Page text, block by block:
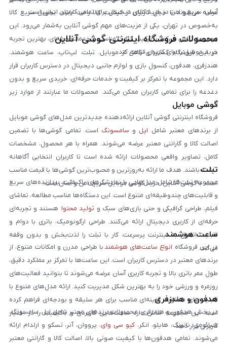
آسان، سریع و امن در خرید کالای دیجیتال برای تمامی کاربران ایرانی است.
عرضه می‌شوند تا خیال کاربران از کیفیت کالا راحت باشد. تحویل سریع کالا
به‌خصوص در تهران، یکی از مزیت‌های مهم گوشی آنلاین به‌شمار می‌رود. این
مجموعه تلاش می‌کند با ترکیب قیمت مناسب و خدمات حرفه‌ای، بهترین تجربه
خرید موبایل را برای کاربران فراهم کند.
محصولات فروشگاه اینترنتی گوشی آنلاین
در این فروشگاه گستره‌ای کامل از موبایل، تبلت، لپ‌تاپ، ساعت هوشمند،
هندزفری، هدفون، کنسول بازی و لوازم جانبی دیجیتال در دسترس کاربران قرار
دارد. این مجموعه با تمرکز بر کیفیت و خدمات حرفه‌ای، خریدی سریع و بدون
دغدغه را برای تمامی کاربران ممکن می‌کند. محصولات ما عبارتند از موارد زیر
است:
گوشی موبایل
فروشگاه اینترنتی گوشی آنلاین ارائه‌دهنده جدیدترین مدل‌های گوشی موبایل
از برندهای معتبر شامل اپل و سامسونگ است. تمامی گوشی‌ها با تضمین
اصالت کالا و گارانتی معتبر عرضه می‌شوند. همراه با هر محصول، مشخصات
کامل، تصاویر واقعی محصولات ارائه شده است تا کاربران انتخابی آگاهانه
داشته باشند. هدف ما ارائه به‌روزترین و محبوب‌ترین گوشی‌ها با قیمت مناسب
است. با گوشی آنلاین، خرید گوشی موبایل سریع، امن و آسان است.
تبلت
مجموعه تبلت‌ها شامل مدل‌هایی با نمایشگرهای باکیفیت، پردازنده‌های سریع
و قابلیت‌های چندوظیفه‌ای متنوع است. این دستگاه‌ها مناسب مطالعه، تماشای
فیلم، طراحی گرافیکی و حتی بازی‌های سبک و تولید محتوا هستند و تجربه‌ای
حرفه‌ای از کاربری دیجیتال ارائه می‌کنند. طراحی ارگونومیک، باتری با دوام و
قابلیت اتصال به اینترنت پرسرعت، کار با تبلت را لذت‌بخش و بدون وقفه
می‌کند.
ساعت هوشمند
در این فروشگاه انواع ساعت‌های هوشمند با طراحی مدرن و امکانات متنوع، از
برندهای معتبر در دسترس کاربران است. این ساعت‌ها با تمرکز بر عملکرد دقیق،
طول عمر باتری بالا و تجربه کاربری آسان عرضه می‌شوند تا بتوانید فعالیت‌های
روزمره و ورزشی خود را به بهترین شکل مدیریت کنید. ارائه مدل‌های متنوع با
قابلیت‌های متفاوت، گزینه‌ای مناسب برای هر سلیقه و بودجه‌ای فراهم کرده
است. این مجموعه تلاش دارد ساعت‌هایی کاربردی و باکیفیت را در اختیار
کاربران قرار دهد.
هدفون و هندزفری
در بخش هدفون و هندزفری، محصولات برندهای معتبر شامل اپل، سامسونگ،
شیائومی، ناتینگ، هایلو، انکر، کیو سی وای، پرووان، آنر، تسکو و ارلدام ارائه
می‌شوند. تمامی هدفون‌ها با کیفیت صوتی بالا، اصالت کالا و گارانتی معتبر